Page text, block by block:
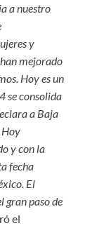
a nuestro
y
mejorado
Hoy es un
se consolida
a Baja
Hoy
y con la
fecha
El
gran paso de
el